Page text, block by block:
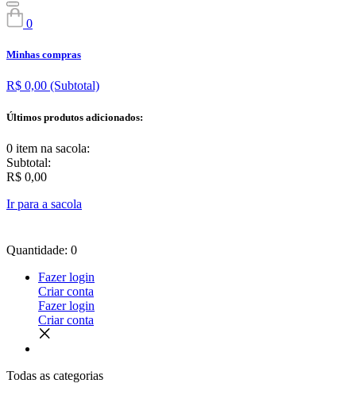
0
Minhas compras
R$ 0,00 (Subtotal)
Últimos produtos adicionados:
0 item na sacola:
Subtotal:
R$ 0,00
Ir para a sacola
Quantidade: 0
Fazer login
Criar conta
Fazer login
Criar conta
Todas as categorias